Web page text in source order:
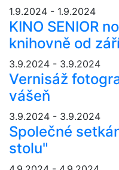
1.9.2024 - 1.9.2024
KINO SENIOR
knihovně od
3.9.2024 - 3.9.2024
Vernisáž
vášeň
3.9.2024 - 3.9.2024
Společné
stolu"